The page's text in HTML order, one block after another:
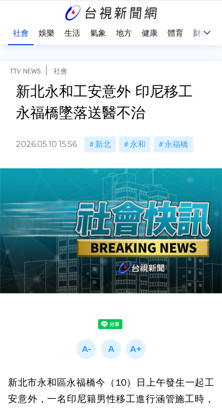
社會 娛樂 生活 氣象 地方 健康 體育 財經
TTV NEWS 社會
新北永和工安意外 印尼移工
永福橋墜落送醫不治
2026.05.10 15:56 新北 永和 永福橋
新北市永和區永福橋今（10）日上午發生一起工
安意外，一名印尼籍男性移工進行涵管施工時，